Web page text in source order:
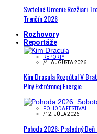
Svetelné Umenie Rozžiari
Trenčín 2026
Rozhovory
Reportáže
REPORTY
/4. AUGUSTA 2026
Kim Dracula Rozpútal V
Plný Extrémnej Energie
POHODA FESTIVAL
/12. JÚLA 2026
Pohoda 2026: Posledný